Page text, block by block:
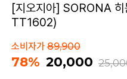
[지오지아] SORONA
TT1602)
소비자가89,900
78% 20,000